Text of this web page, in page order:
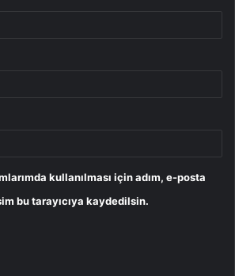
kullanılması için adım, e-posta
bu tarayıcıya kaydedilsin.